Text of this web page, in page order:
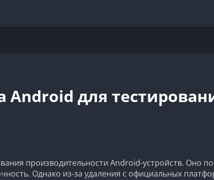
Android для
производительности Android-устройств. Оно
Однако из-за удаления с официальных